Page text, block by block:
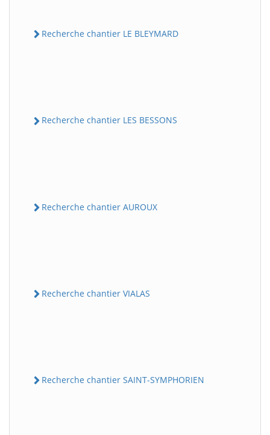
Recherche chantier LE BLEYMARD
Recherche chantier LES BESSONS
Recherche chantier AUROUX
Recherche chantier VIALAS
Recherche chantier SAINT-SYMPHORIEN